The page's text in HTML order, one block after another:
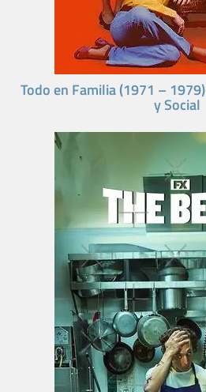
Todo en Familia (1971 – 1979)
y Social